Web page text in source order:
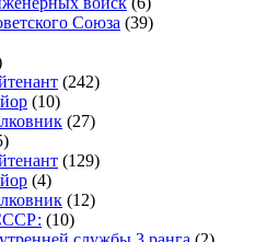
Союза (39)
(242)
(10)
(27)
(129)
(4)
(12)
(10)